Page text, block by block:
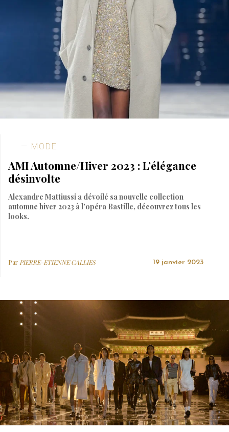
MODE
AMI Automne/Hiver 2023 : L’élégance
désinvolte
Alexandre Mattiussi a dévoilé sa nouvelle collection
automne hiver 2023 à l’opéra Bastille, découvrez tous les
looks.
Par PIERRE-ETIENNE CALLIES 19 janvier 2023